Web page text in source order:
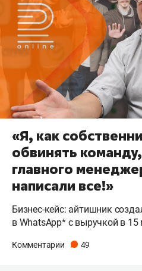
«Я, как
обвинять
главного
написали все!»
Бизнес-кейс: айтишник
в WhatsApp* с выручкой в
Комментарии 49